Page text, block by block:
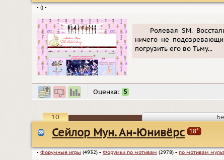
▪ () ▪
Ролевая SM.
ничего не
погрузить его во Тьму...
Оценка: 5
10
Сейлор Мун. Ан-Юнивёрс 18+
▪ Форумные игры (4932) ▪ Форумки по мотивам (2978) ▪ по мотивам